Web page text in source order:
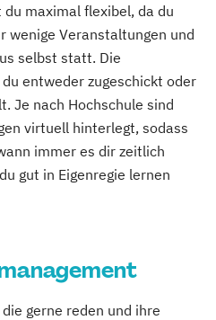
maximal flexibel, da du
wenige Veranstaltungen und
selbst statt. Die
entweder zugeschickt oder
Je nach Hochschule sind
virtuell hinterlegt, sodass
immer es dir zeitlich
gut in Eigenregie lernen
gerne reden und ihre